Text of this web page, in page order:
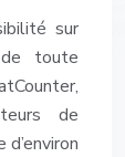
sur
toute
de